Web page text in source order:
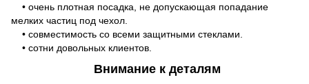
• очень плотная посадка, не допускающая попадание
мелких частиц под чехол.
• совместимость со всеми защитными стеклами.
• сотни довольных клиентов.
Внимание к деталям